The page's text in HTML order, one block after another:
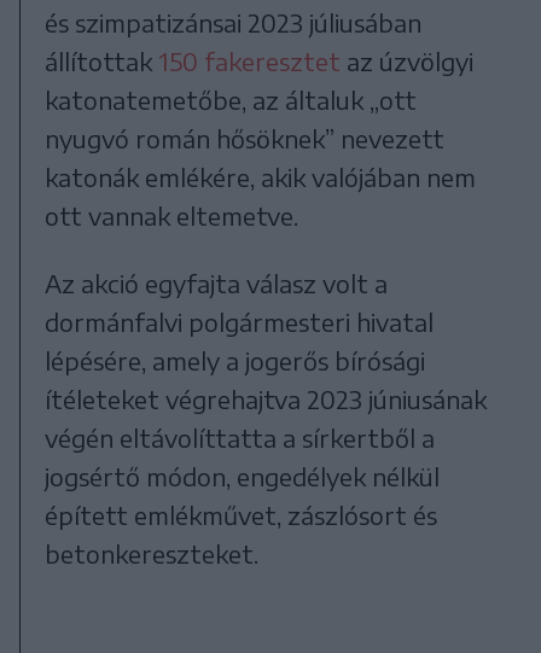
és szimpatizánsai 2023 júliusában
állítottak 150 fakeresztet az úzvölgyi
katonatemetőbe, az általuk „ott
nyugvó román hősöknek” nevezett
katonák emlékére, akik valójában nem
ott vannak eltemetve.
Az akció egyfajta válasz volt a
dormánfalvi polgármesteri hivatal
lépésére, amely a jogerős bírósági
ítéleteket végrehajtva 2023 júniusának
végén eltávolíttatta a sírkertből a
jogsértő módon, engedélyek nélkül
épített emlékművet, zászlósort és
betonkereszteket.